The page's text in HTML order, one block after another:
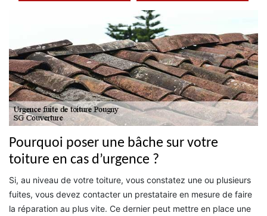
Pourquoi poser une bâche sur votre
toiture en cas d’urgence ?
Si, au niveau de votre toiture, vous constatez une ou plusieurs
fuites, vous devez contacter un prestataire en mesure de faire
la réparation au plus vite. Ce dernier peut mettre en place une